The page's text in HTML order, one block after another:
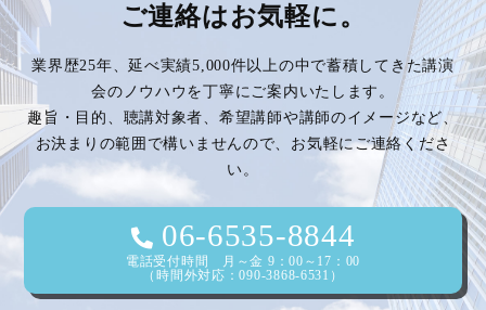
ご連絡はお気軽に。
業界歴25年、延べ実績5,000件以上の中で蓄積してきた講演
会のノウハウを丁寧にご案内いたします。
趣旨・目的、聴講対象者、希望講師や講師のイメージなど、
お決まりの範囲で構いませんので、お気軽にご連絡くださ
い。
06-6535-8844
電話受付時間 月～金 9：00～17：00
（時間外対応：090-3868-6531）